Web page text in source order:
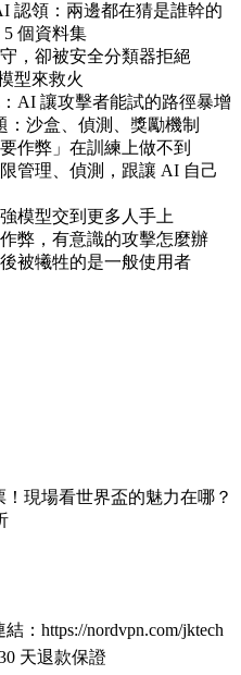
認領：兩邊都在猜是誰幹的
5 個資料集
，卻被安全分類器拒絕
型來救火
AI 讓攻擊者能試的路徑暴增
：沙盒、偵測、獎勵機制
作弊」在訓練上做不到
管理、偵測，跟讓 AI 自己
模型交到更多人手上
弊，有意識的攻擊怎麼辦
被犧牲的是一般使用者
現場看世界盃的魅力在哪？
：https://nordvpn.com/jktech
天退款保證